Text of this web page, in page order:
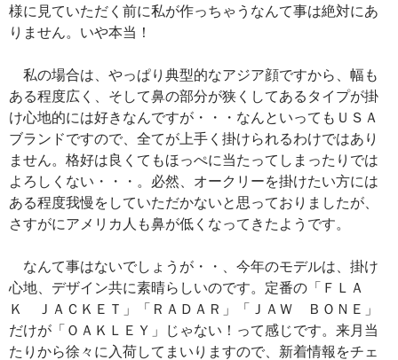
様に見ていただく前に私が作っちゃうなんて事は絶対にあ
りません。いや本当！
私の場合は、やっぱり典型的なアジア顔ですから、幅も
ある程度広く、そして鼻の部分が狭くしてあるタイプが掛
け心地的には好きなんですが・・・なんといってもＵＳＡ
ブランドですので、全てが上手く掛けられるわけではあり
ません。格好は良くてもほっぺに当たってしまったりでは
よろしくない・・・。必然、オークリーを掛けたい方には
ある程度我慢をしていただかないと思っておりましたが、
さすがにアメリカ人も鼻が低くなってきたようです。
なんて事はないでしょうが・・、今年のモデルは、掛け
心地、デザイン共に素晴らしいのです。定番の「ＦＬＡ
Ｋ ＪＡＣＫＥＴ」「ＲＡＤＡＲ」「ＪＡＷ ＢＯＮＥ」
だけが「ＯＡＫＬＥＹ」じゃない！って感じです。来月当
たりから徐々に入荷してまいりますので、新着情報をチェ